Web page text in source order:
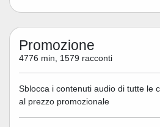
Promozione
4776 min, 1579 racconti
Sblocca i contenuti audio di tutte le
al prezzo promozionale